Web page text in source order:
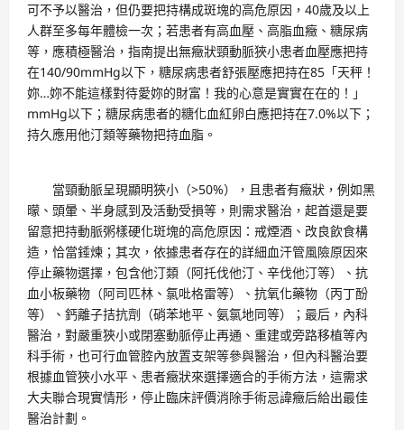
可不予以醫治，但仍要把持構成斑塊的高危原因，40歲及以上
人群至多每年體檢一次；若患者有高血壓、高脂血癥、糖尿病
等，應積極醫治，指南提出無癥狀頸動脈狹小患者血壓應把持
在140/90mmHg以下，糖尿病患者舒張壓應把持在85「天秤！
妳…妳不能這樣對待愛妳的財富！我的心意是實實在在的！」
mmHg以下；糖尿病患者的糖化血紅卵白應把持在7.0%以下；
持久應用他汀類等藥物把持血脂。
當頸動脈呈現顯明狹小（>50%），且患者有癥狀，例如黑
曚、頭暈、半身感到及活動受損等，則需求醫治，起首還是要
留意把持動脈粥樣硬化斑塊的高危原因：戒煙酒、改良飲食構
造，恰當錘煉；其次，依據患者存在的詳細血汗管風險原因來
停止藥物選擇，包含他汀類（阿托伐他汀、辛伐他汀等）、抗
血小板藥物（阿司匹林、氯吡格雷等）、抗氧化藥物（丙丁酚
等）、鈣離子拮抗劑（硝苯地平、氨氯地同等）；最后，內科
醫治，對嚴重狹小或閉塞動脈停止再通、重建或旁路移植等內
科手術，也可行血管腔內放置支架等參與醫治，但內科醫治要
根據血管狹小水平、患者癥狀來選擇適合的手術方法，這需求
大夫聯合現實情形，停止臨床評價消除手術忌諱癥后給出最佳
醫治計劃。